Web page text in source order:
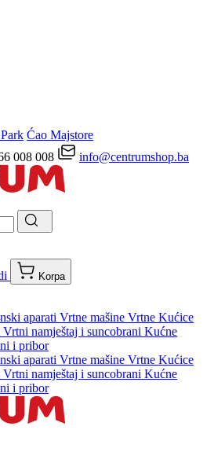
Ćao Majstore
008 008 info@centrumshop.ba
Korpa
aparati Vrtne mašine Vrtne Kućice
Vrtni namještaj i suncobrani Kućne
i pribor
aparati Vrtne mašine Vrtne Kućice
Vrtni namještaj i suncobrani Kućne
i pribor